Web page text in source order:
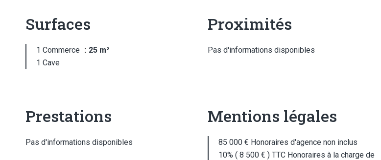
Surfaces
1 Commerce
25 m²
1 Cave
Proximités
Pas d'informations disponibles
Prestations
Pas d'informations disponibles
Mentions légales
85 000 € Honoraires d'agence non inclus
10% ( 8 500 € ) TTC Honoraires à la charge de